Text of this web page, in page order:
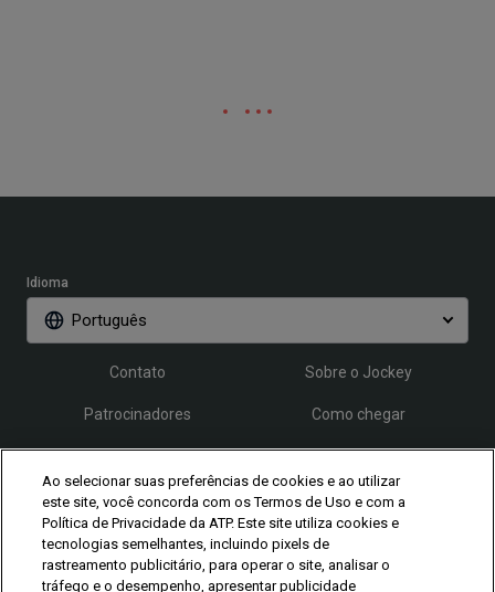
Idioma
Português
Contato Sobre o Jockey
Patrocinadores Como chegar
Credenciamento FAQ
Siga o Rio Open
Ao selecionar suas preferências de cookies e ao utilizar
este site, você concorda com os Termos de Uso e com a
Política de Privacidade da ATP. Este site utiliza cookies e
tecnologias semelhantes, incluindo pixels de
rastreamento publicitário, para operar o site, analisar o
tráfego e o desempenho, apresentar publicidade